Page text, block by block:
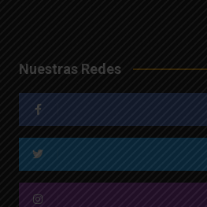
Nuestras Redes